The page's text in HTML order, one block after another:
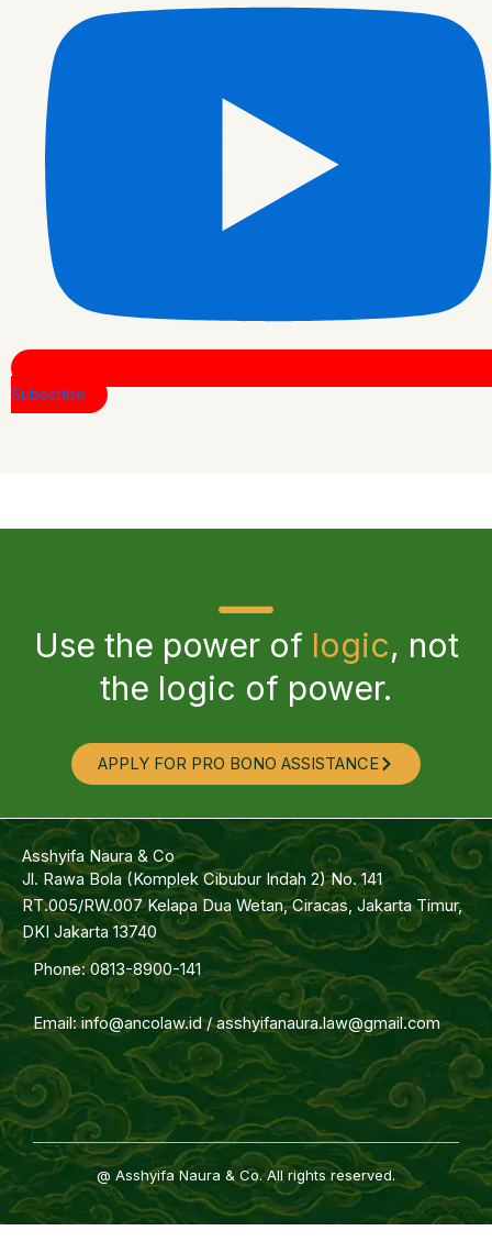
Subscribe
Use the power of logic, not
the logic of power.
APPLY FOR PRO BONO ASSISTANCE
Asshyifa Naura & Co
Jl. Rawa Bola (Komplek Cibubur Indah 2) No. 141
RT.005/RW.007 Kelapa Dua Wetan, Ciracas, Jakarta Timur,
DKI Jakarta 13740
Phone: 0813-8900-141
Email: info@ancolaw.id / asshyifanaura.law@gmail.com
@ Asshyifa Naura & Co. All rights reserved.